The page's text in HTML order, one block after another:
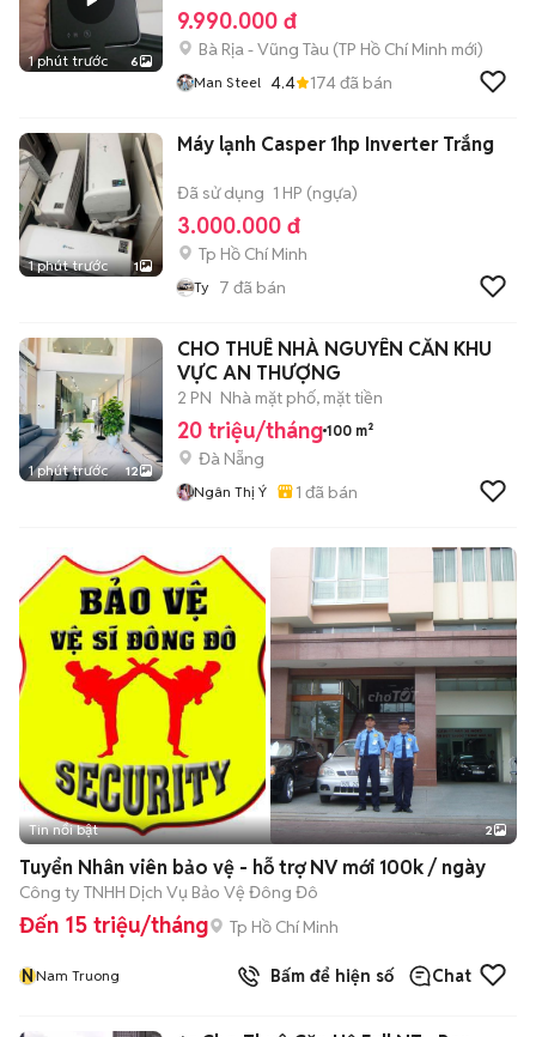
1 phút trước 6
9.990.000 đ
Bà Rịa - Vũng Tàu (TP Hồ Chí Minh mới)
Man Steel 4.4 174đã bán
1 phút trước 1
Máy lạnh Casper 1hp Inverter Trắng
Đã sử dụng 1 HP (ngựa)
3.000.000 đ
Tp Hồ Chí Minh
Ty 7 đã bán
1 phút trước 12
CHO THUÊ NHÀ NGUYÊN CĂN KHU
VỰC AN THƯỢNG
2 PN Nhà mặt phố, mặt tiền
20 triệu/tháng 100 m²
Đà Nẵng
Ngân Thị Ý 1 đã bán
Tin nổi bật 2
Tuyển Nhân viên bảo vệ - hỗ trợ NV mới 100k / ngày
Công ty TNHH Dịch Vụ Bảo Vệ Đông Đô
Đến 15 triệu/tháng Tp Hồ Chí Minh
NNam Truong Bấm để hiện số Chat